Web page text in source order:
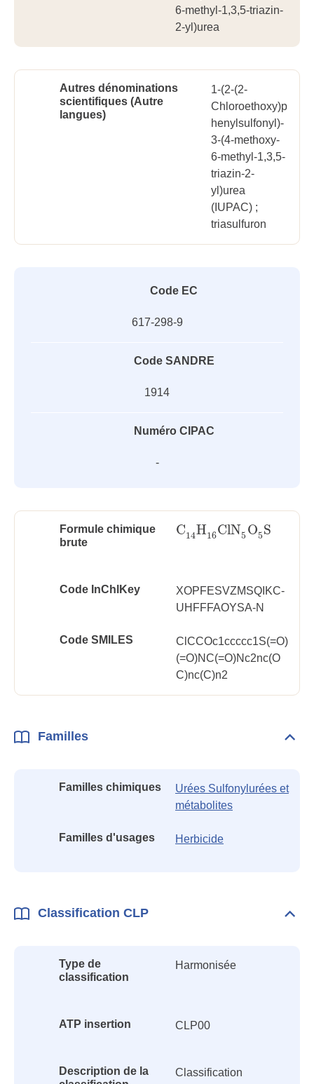
6-methyl-1,3,5-triazin-
2-yl)urea
Autres dénominations
scientifiques (Autre
langues)
1-(2-(2-
Chloroethoxy)p
henylsulfonyl)-
3-(4-methoxy-
6-methyl-1,3,5-
triazin-2-
yl)urea
(IUPAC) ;
triasulfuron
Code EC
617-298-9
Code SANDRE
1914
Numéro CIPAC
-
Formule chimique
brute
C14H16ClN5 O5S
C14H16ClN5O5S
Code InChlKey
XOPFESVZMSQIKC-
UHFFFAOYSA-N
Code SMILES
ClCCOc1ccccc1S(=O)
(=O)NC(=O)Nc2nc(O
C)nc(C)n2
Familles
Familles chimiques
Urées Sulfonylurées et
métabolites
Familles d'usages Herbicide
Classification CLP
Type de
classification
Harmonisée
ATP insertion CLP00
Description de la
Classification